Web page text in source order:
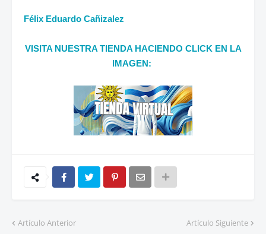
Félix Eduardo Cañizalez
VISITA NUESTRA TIENDA HACIENDO CLICK EN LA
IMAGEN:
Artículo Anterior Artículo Siguiente